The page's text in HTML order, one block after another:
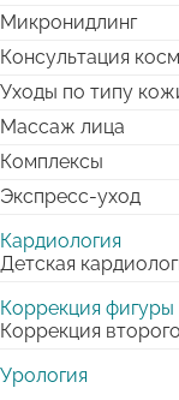
Микронидлинг
Консультация
Уходы по типу
Массаж лица
Комплексы
Экспресс-уход
Кардиология
Детская
Коррекция фигуры
Коррекция
Урология